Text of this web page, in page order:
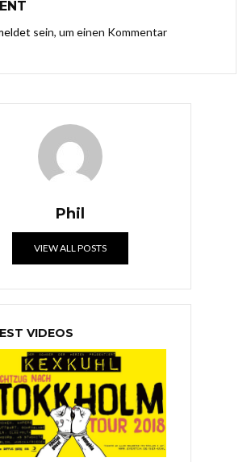
sein, um einen Kommentar
Phil
VIEW ALL POSTS
VIDEOS